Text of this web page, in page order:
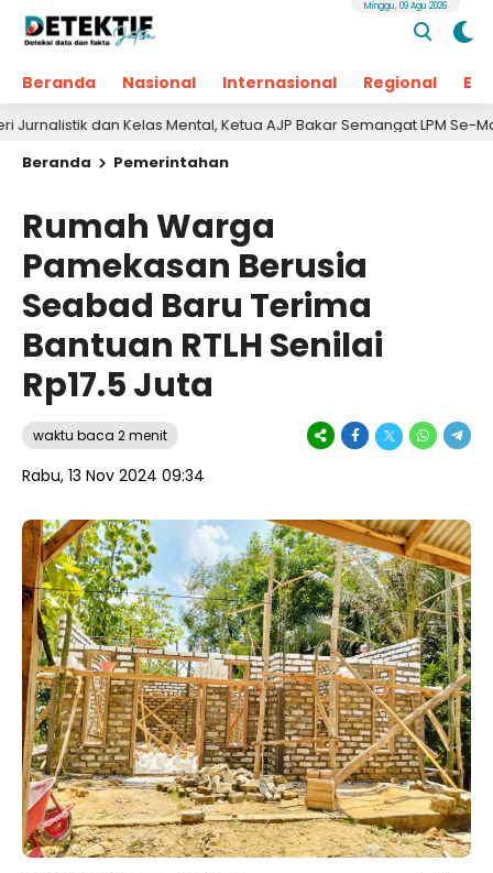
Beranda Nasional Internasional Regional
Minggu, 09 Agu 2026
Kelas Mental, Ketua AJP Bakar Semangat LPM Se-Madura
Beranda
Pemerintahan
Rumah Warga
Pamekasan Berusia
Seabad Baru Terima
Bantuan RTLH Senilai
Rp17.5 Juta
waktu baca 2 menit
Rabu, 13 Nov 2024 09:34